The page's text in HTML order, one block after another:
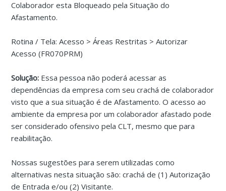
Colaborador esta Bloqueado pela Situação do
Afastamento.
Rotina / Tela: Acesso > Áreas Restritas > Autorizar
Acesso (FR070PRM)
Solução: Essa pessoa não poderá acessar as
dependências da empresa com seu crachá de colaborador
visto que a sua situação é de Afastamento. O acesso ao
ambiente da empresa por um colaborador afastado pode
ser considerado ofensivo pela CLT, mesmo que para
reabilitação.
Nossas sugestões para serem utilizadas como
alternativas nesta situação são: crachá de (1) Autorização
de Entrada e/ou (2) Visitante.